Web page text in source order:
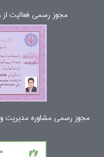
مجوز رسمی فعالیت
مجوز رسمی مشاوره مدیریت